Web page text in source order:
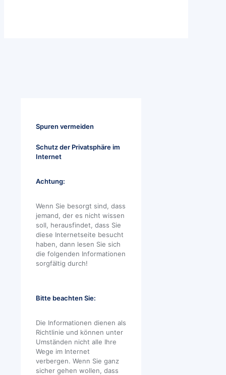
Spuren vermeiden
Schutz der Privatsphäre im
Internet
Achtung:
Wenn Sie besorgt sind, dass
jemand, der es nicht wissen
soll, herausfindet, dass Sie
diese Internetseite besucht
haben, dann lesen Sie sich
die folgenden Informationen
sorgfältig durch!
Bitte beachten Sie:
Die Informationen dienen als
Richtlinie und können unter
Umständen nicht alle Ihre
Wege im Internet
verbergen. Wenn Sie ganz
sicher gehen wollen, dass